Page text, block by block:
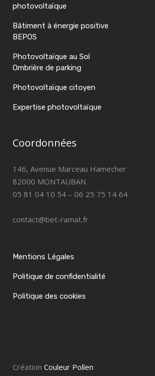
photovoltaïque
Bâtiment à énergie positive
BEPOS
Photovoltaïque au Sol
Ombrière de parking
Photovoltaïque citoyen
Expertise photovoltaïque
Coordonnées
146, Avenue Marceau Hamecher
82000 MONTAUBAN
05 81 04 10 54 – 06 25 75 14 64
contact@bet-ramat.fr
Mentions Légales
Politique de confidentialité
Politique des cookies
Création Couleur Pollen